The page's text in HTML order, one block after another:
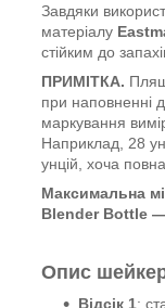
Завдяки
матеріалу
стійким до
ПРИМІТКА.
при наповненні
маркування
Наприклад, 28
унцій, хоча
Максимальна
Blender Bottle
Опис
Відсік 1: